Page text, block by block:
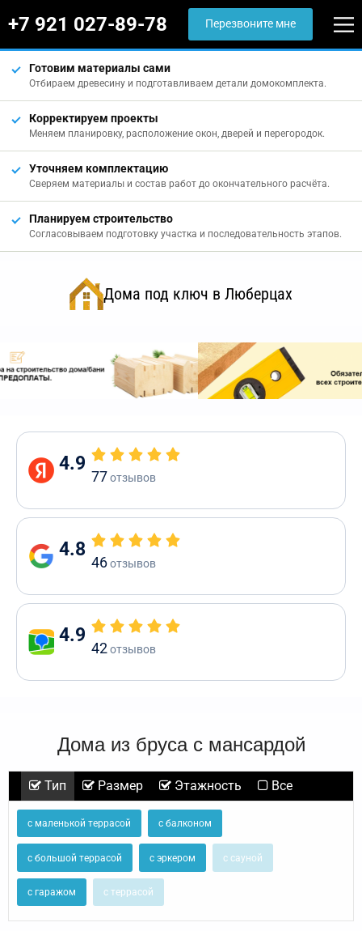
+7 921 027-89-78 Перезвоните мне
Готовим материалы сами
Отбираем древесину и подготавливаем детали домокомплекта.
Корректируем проекты
Меняем планировку, расположение окон, дверей и перегородок.
Уточняем комплектацию
Сверяем материалы и состав работ до окончательного расчёта.
Планируем строительство
Согласовываем подготовку участка и последовательность этапов.
Дома под ключ в Люберцах
4.9
77отзывов
4.8
46отзывов
4.9
42отзывов
Дома из бруса с мансардой
Тип Размер Этажность Все
с маленькой террасой с балконом
с большой террасой с эркером с сауной
с гаражом с террасой